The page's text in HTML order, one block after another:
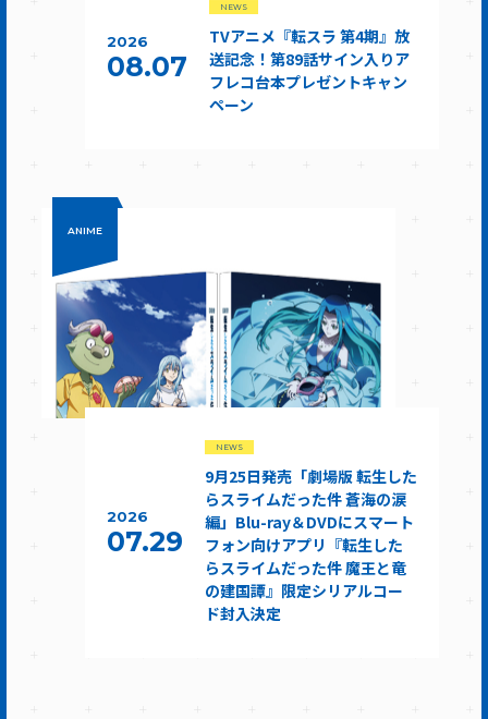
2026
08.07
NEWS
TVアニメ『転スラ 第4期』放
送記念！第89話サイン入りア
フレコ台本プレゼントキャン
ペーン
ANIME
2026
07.29
NEWS
9月25日発売「劇場版 転生した
らスライムだった件 蒼海の涙
編」Blu-ray＆DVDにスマート
フォン向けアプリ『転生した
らスライムだった件 魔王と竜
の建国譚』限定シリアルコー
ド封入決定